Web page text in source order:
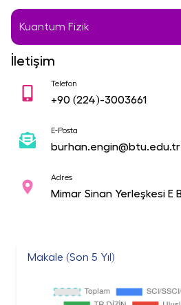
Kuantum Fizik
İletişim
Telefon
+90 (224)-3003661
E-Posta
burhan.engin@btu.edu.tr
Adres
Mimar Sinan Yerleşkesi E
Makale (Son 5 Yıl)